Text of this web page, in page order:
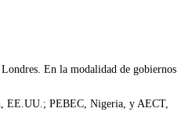
Londres. En la modalidad de gobiernos
EE.UU.; PEBEC, Nigeria, y AECT,